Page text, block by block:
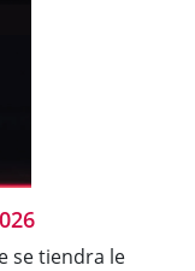
se tiendra le